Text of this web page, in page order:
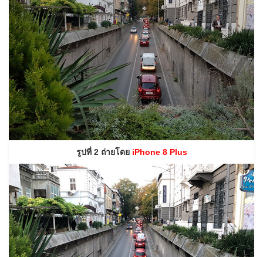
รูปที่ 2 ถ่ายโดย iPhone 8 Plus